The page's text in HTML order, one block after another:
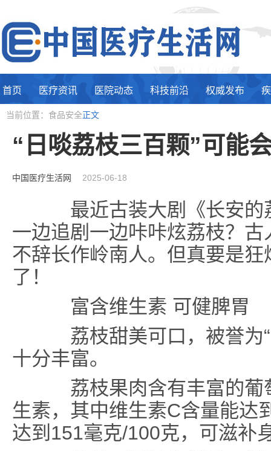
首页 医疗资讯 医院动态 科技前沿 权威发布
当前位置：食品安全正文
“日啖荔枝三百颗”可能
中国医疗生活网 2025-06-18
最近古装大剧《长安的
一边追剧一边咔咔炫荔枝？
不辞长作岭南人。但真要是
了！
富含维生素 可健脾胃
荔枝甜美可口，被誉为“
十分丰富。
荔枝果肉含有丰富的葡
生素，其中维生素C含量能达
达到151毫克/100克，可滋补